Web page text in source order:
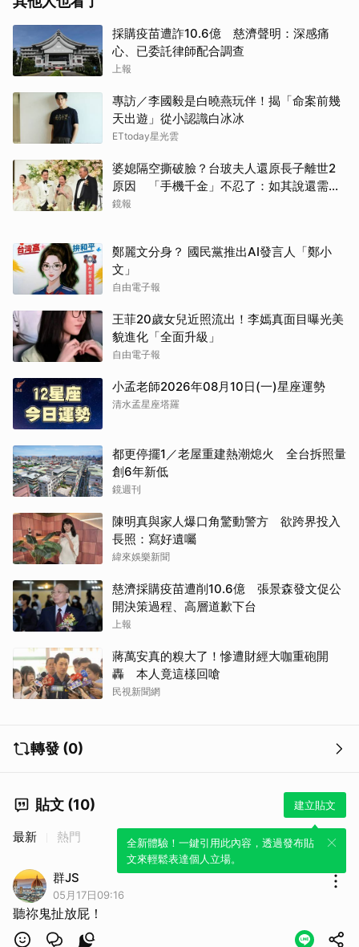
採購疫苗遭詐10.6億 慈濟聲明：深感痛
心、已委託律師配合調查
上報
專訪／李國毅是白曉燕玩伴！揭「命案前幾
天出遊」從小認識白冰冰
ETtoday星光雲
婆媳隔空撕破臉？台玻夫人還原長子離世2
原因 「手機千金」不忍了：如其說還需要
離開嗎？
鏡報
鄭麗文分身？ 國民黨推出AI發言人「鄭小
文」
自由電子報
王菲20歲女兒近照流出！李嫣真面目曝光美
貌進化「全面升級」
自由電子報
小孟老師2026年08月10日(一)星座運勢
清水孟星座塔羅
都更停擺1／老屋重建熱潮熄火 全台拆照量
創6年新低
鏡週刊
陳明真與家人爆口角驚動警方 欲跨界投入
長照：寫好遺囑
緯來娛樂新聞
慈濟採購疫苗遭削10.6億 張景森發文促公
開決策過程、高層道歉下台
上報
蔣萬安真的糗大了！慘遭財經大咖重砲開
轟 本人竟這樣回嗆
民視新聞網
轉發 (0)
貼文 (10) 建立貼文
全新體驗！一鍵引用此內容，透過發布貼
文來輕鬆表達個人立場。
最新 熱門
群JS
05月17日09:16
聽祢鬼扯放屁！